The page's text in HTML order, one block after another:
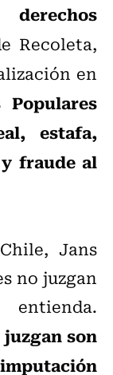
Recoleta,
en
Populares
estafa,
fraude al
Jans
no juzgan
son